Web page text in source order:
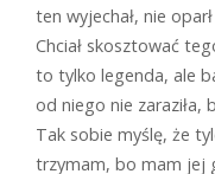
ten wyjechał, nie
Chciał skosztować
to tylko legenda, ale
od niego nie zaraziła,
Tak sobie myślę, że
trzymam, bo mam jej